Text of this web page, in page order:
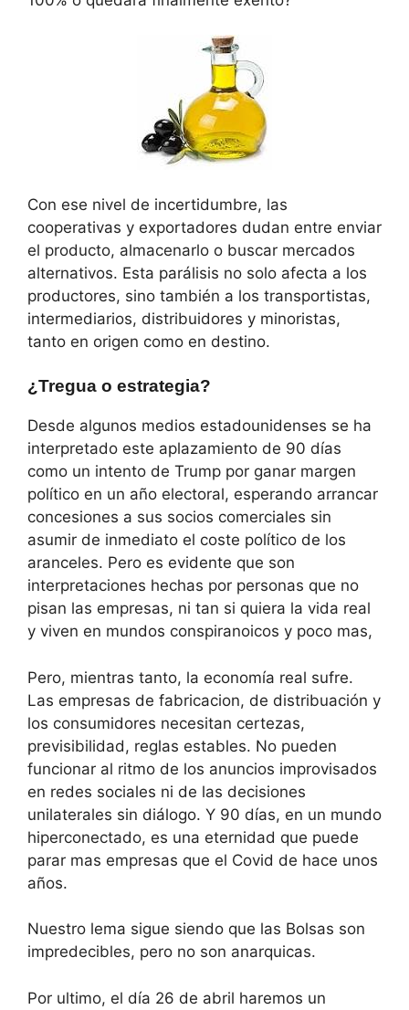
Con ese nivel de incertidumbre, las
cooperativas y exportadores dudan entre enviar
el producto, almacenarlo o buscar mercados
alternativos. Esta parálisis no solo afecta a los
productores, sino también a los transportistas,
intermediarios, distribuidores y minoristas,
tanto en origen como en destino.
¿Tregua o estrategia?
Desde algunos medios estadounidenses se ha
interpretado este aplazamiento de 90 días
como un intento de Trump por ganar margen
político en un año electoral, esperando arrancar
concesiones a sus socios comerciales sin
asumir de inmediato el coste político de los
aranceles. Pero es evidente que son
interpretaciones hechas por personas que no
pisan las empresas, ni tan si quiera la vida real
y viven en mundos conspiranoicos y poco mas,
Pero, mientras tanto, la economía real sufre.
Las empresas de fabricacion, de distribuación y
los consumidores necesitan certezas,
previsibilidad, reglas estables. No pueden
funcionar al ritmo de los anuncios improvisados
en redes sociales ni de las decisiones
unilaterales sin diálogo. Y 90 días, en un mundo
hiperconectado, es una eternidad que puede
parar mas empresas que el Covid de hace unos
años.
Nuestro lema sigue siendo que las Bolsas son
impredecibles, pero no son anarquicas.
Por ultimo, el día 26 de abril haremos un